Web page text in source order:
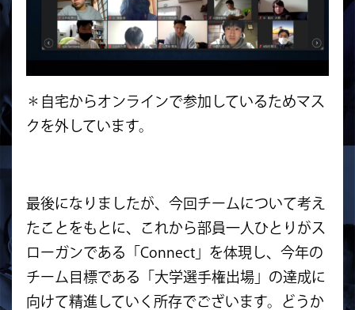
＊自宅からオンラインで参加しているためマス
クを外しています。
最後になりましたが、今回チームについて考え
たことをもとに、これから部員一人ひとりがス
ローガンである「Connect」を体現し、今年の
チーム目標である「大学選手権出場」の達成に
向けて精進していく所存でございます。どうか